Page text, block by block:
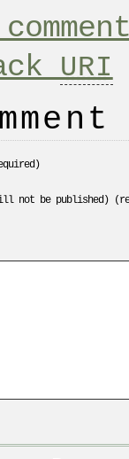
URI
not be published)